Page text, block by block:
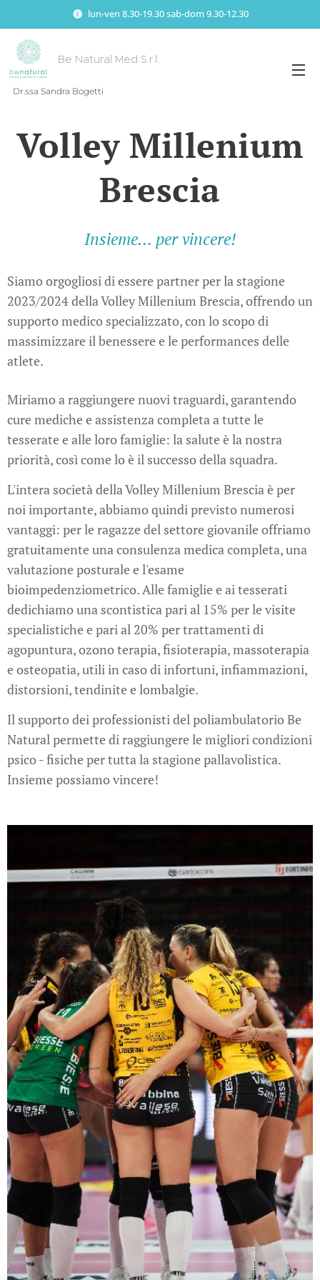
lun-ven 8.30-19.30 sab-dom 9.30-12.30
Be Natural Med S.r.l.
Dr.ssa Sandra Bogetti
Volley Millenium
Brescia
Insieme... per vincere!
Siamo orgogliosi di essere partner per la stagione
2023/2024 della Volley Millenium Brescia, offrendo un
supporto medico specializzato, con lo scopo di
massimizzare il benessere e le performances delle
atlete.
Miriamo a raggiungere nuovi traguardi, garantendo
cure mediche e assistenza completa a tutte le
tesserate e alle loro famiglie: la salute è la nostra
priorità, così come lo è il successo della squadra.
L'intera società della Volley Millenium Brescia è per
noi importante, abbiamo quindi previsto numerosi
vantaggi: per le ragazze del settore giovanile offriamo
gratuitamente una consulenza medica completa, una
valutazione posturale e l'esame
bioimpedenziometrico. Alle famiglie e ai tesserati
dedichiamo una scontistica pari al 15% per le visite
specialistiche e pari al 20% per trattamenti di
agopuntura, ozono terapia, fisioterapia, massoterapia
e osteopatia, utili in caso di infortuni, infiammazioni,
distorsioni, tendinite e lombalgie.
Il supporto dei professionisti del poliambulatorio Be
Natural permette di raggiungere le migliori condizioni
psico - fisiche per tutta la stagione pallavolistica.
Insieme possiamo vincere!